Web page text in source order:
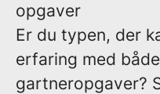
opgaver
Er du typen, der
erfaring med
gartneropgaver?